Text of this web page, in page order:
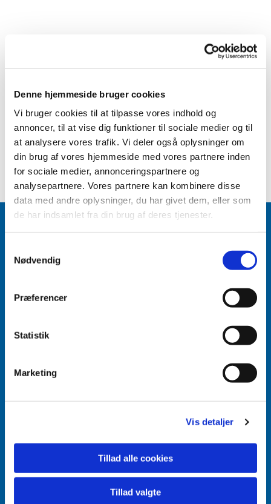
Denne hjemmeside bruger cookies
Vi bruger cookies til at tilpasse vores indhold og
annoncer, til at vise dig funktioner til sociale medier og til
at analysere vores trafik. Vi deler også oplysninger om
din brug af vores hjemmeside med vores partnere inden
for sociale medier, annonceringspartnere og
analysepartnere. Vores partnere kan kombinere disse
data med andre oplysninger, du har givet dem, eller som
de har indsamlet fra din brug af deres tjenester.
Nødvendig
Præferencer
Statistik
Marketing
Vis detaljer
Tillad alle cookies
Tillad valgte
Aabenraa Sogn
6200 Aabenraa